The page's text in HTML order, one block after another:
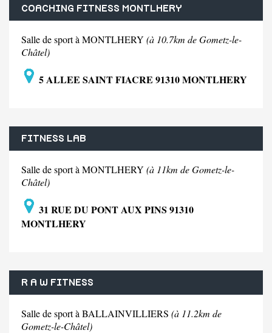
COACHING FITNESS MONTLHERY
Salle de sport à MONTLHERY (à 10.7km de Gometz-le-
Châtel)
5 ALLEE SAINT FIACRE 91310 MONTLHERY
FITNESS LAB
Salle de sport à MONTLHERY (à 11km de Gometz-le-
Châtel)
31 RUE DU PONT AUX PINS 91310
MONTLHERY
R A W FITNESS
Salle de sport à BALLAINVILLIERS (à 11.2km de
Gometz-le-Châtel)